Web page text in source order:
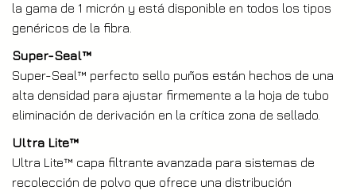
la gama de 1 micrón y está disponible en todos los tipos
genéricos de la fibra.
Super-Seal™
Super-Seal™ perfecto sello puños están hechos de una
alta densidad para ajustar firmemente a la hoja de tubo
eliminación de derivación en la crítica zona de sellado.
Ultra Lite™
Ultra Lite™ capa filtrante avanzada para sistemas de
recolección de polvo que ofrece una distribución